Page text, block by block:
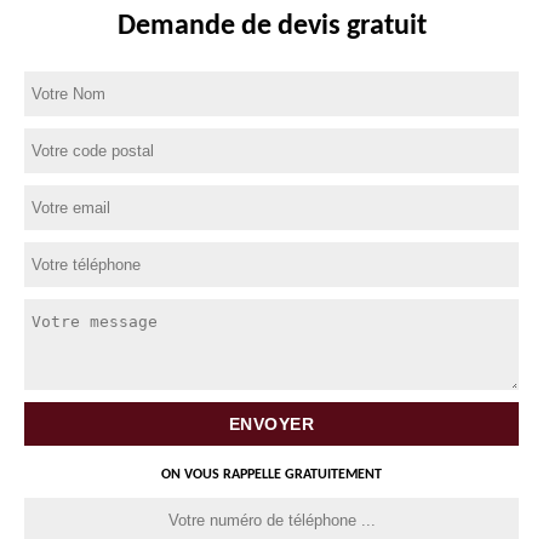
Demande de devis gratuit
ON VOUS RAPPELLE GRATUITEMENT